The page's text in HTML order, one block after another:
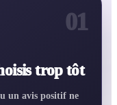
01
trop tôt
un avis positif ne